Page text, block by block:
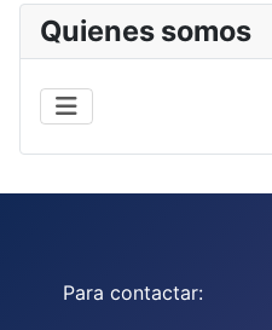
Quienes somos
Para contactar: